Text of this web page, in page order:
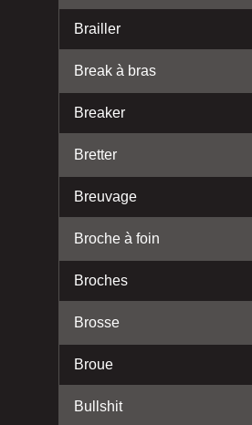
Brailler
Break à bras
Breaker
Bretter
Breuvage
Broche à foin
Broches
Brosse
Broue
Bullshit